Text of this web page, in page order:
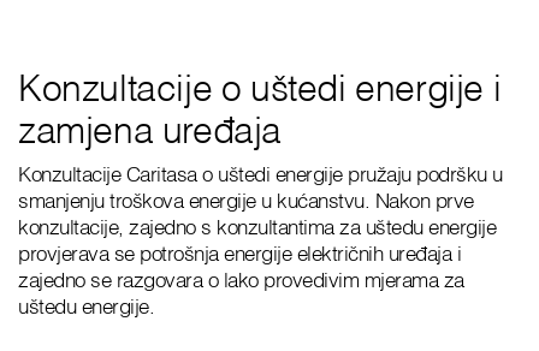
Konzultacije o uštedi energije i
zamjena uređaja
Konzultacije Caritasa o uštedi energije pružaju podršku u
smanjenju troškova energije u kućanstvu. Nakon prve
konzultacije, zajedno s konzultantima za uštedu energije
provjerava se potrošnja energije električnih uređaja i
zajedno se razgovara o lako provedivim mjerama za
uštedu energije.